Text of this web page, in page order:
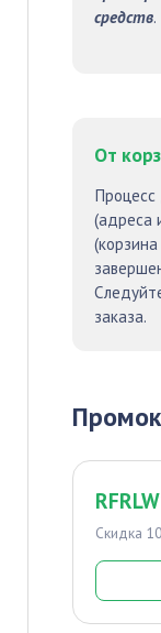
средств.
От
Процесс
(адреса
(корзина
заказа.
Скидка